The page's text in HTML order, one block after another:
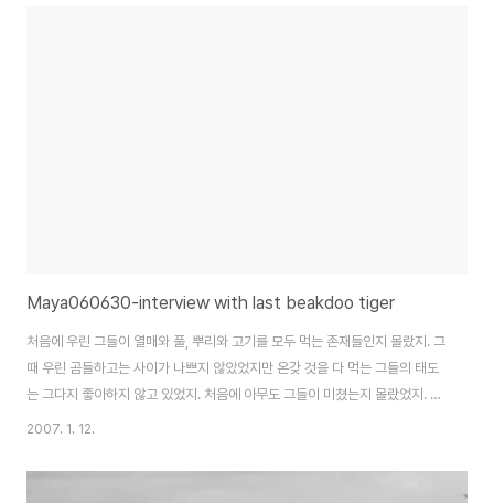
Maya060630-interview with last beakdoo tiger
처음에 우린 그들이 열매와 풀, 뿌리와 고기를 모두 먹는 존재들인지 몰랐지. 그
때 우린 곰들하고는 사이가 나쁘지 않았었지만 온갖 것을 다 먹는 그들의 태도
는 그다지 좋아하지 않고 있었지. 처음에 아무도 그들이 미쳤는지 몰랐었지. 그
들은 무슨 인간인가 하는 걸 이롭게 한다는 거야 참 인간이 무언가? 우리는 유
먹이로 삼지 않았었지, 그냥 우리를 유지할 뿐이었어. 하지만 그들은 드디어 본
2007. 1. 12.